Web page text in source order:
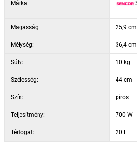
Márka:
Magasság: 25,9 cm
Mélység: 36,4 cm
Súly: 10 kg
Szélesség: 44 cm
Szín: piros
Teljesítmény: 700 W
Térfogat: 20 l